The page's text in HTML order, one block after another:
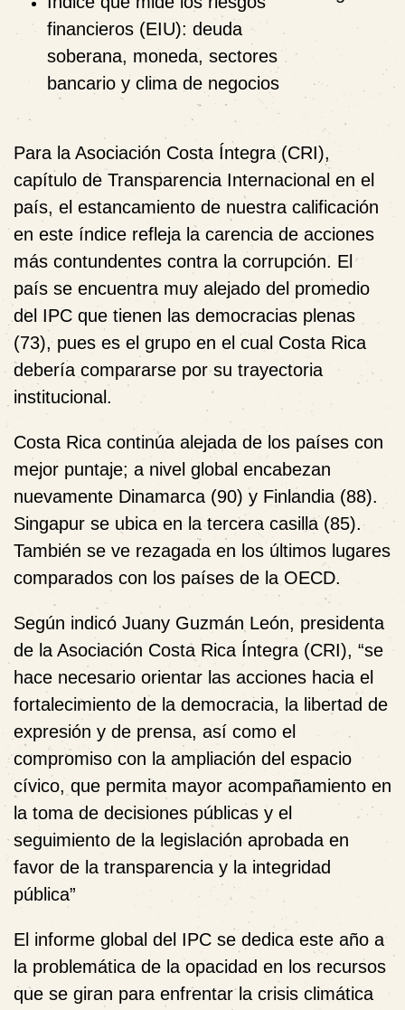
financieros (EIU): deuda
soberana, moneda, sectores
bancario y clima de negocios
Para la Asociación Costa Íntegra (CRI),
capítulo de Transparencia Internacional en el
país, el estancamiento de nuestra calificación
en este índice refleja la carencia de acciones
más contundentes contra la corrupción. El
país se encuentra muy alejado del promedio
del IPC que tienen las democracias plenas
(73), pues es el grupo en el cual Costa Rica
debería compararse por su trayectoria
institucional.
Costa Rica continúa alejada de los países con
mejor puntaje; a nivel global encabezan
nuevamente Dinamarca (90) y Finlandia (88).
Singapur se ubica en la tercera casilla (85).
También se ve rezagada en los últimos lugares
comparados con los países de la OECD.
Según indicó Juany Guzmán León, presidenta
de la Asociación Costa Rica Íntegra (CRI), “se
hace necesario orientar las acciones hacia el
fortalecimiento de la democracia, la libertad de
expresión y de prensa, así como el
compromiso con la ampliación del espacio
cívico, que permita mayor acompañamiento en
la toma de decisiones públicas y el
seguimiento de la legislación aprobada en
favor de la transparencia y la integridad
pública”
El informe global del IPC se dedica este año a
la problemática de la opacidad en los recursos
que se giran para enfrentar la crisis climática